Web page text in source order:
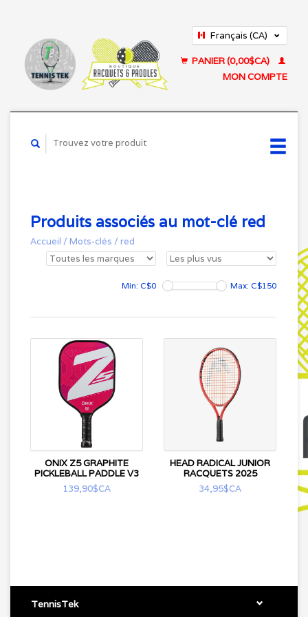
Français (CA)
PANIER (0,00$CA)
MON COMPTE
Produits associés au mot-clé red
Accueil / Mots-clés / red
Min: C$0 Max: C$150
ONIX Z5 GRAPHITE
PICKLEBALL PADDLE V3
139,90$CA
HEAD RADICAL JUNIOR
RACQUETS 2025
34,95$CA
TennisTek